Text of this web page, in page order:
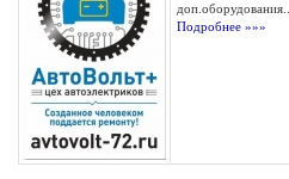
доп.оборудования...
Подробнее »»»